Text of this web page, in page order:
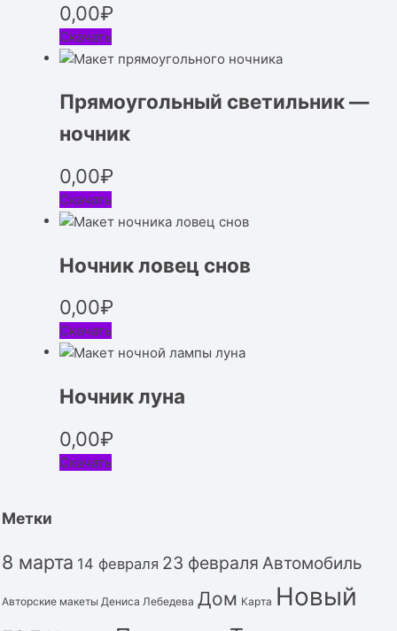
0,00₽
Скачать
Прямоугольный светильник —
ночник
0,00₽
Скачать
Ночник ловец снов
0,00₽
Скачать
Ночник луна
0,00₽
Скачать
Метки
8 марта 14 февраля 23 февраля Автомобиль
Авторские макеты Дениса Лебедева Дом Карта Новый